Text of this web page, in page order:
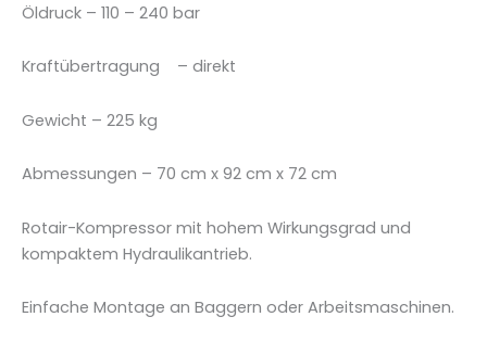
Öldruck – 110 – 240 bar
Kraftübertragung – direkt
Gewicht – 225 kg
Abmessungen – 70 cm x 92 cm x 72 cm
Rotair-Kompressor mit hohem Wirkungsgrad und
kompaktem Hydraulikantrieb.
Einfache Montage an Baggern oder Arbeitsmaschinen.